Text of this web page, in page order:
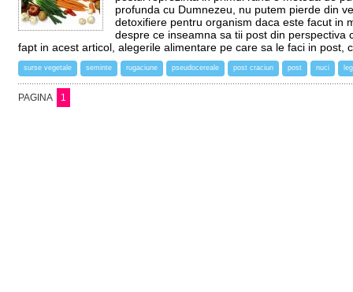
profunda cu Dumnezeu, nu putem pierde din
detoxifiere pentru organism daca este facut in
despre ce inseamna sa tii post din
fapt in acest articol, alegerile alimentare pe care sa le faci in
surse vegetale seminte rugaciune pseudocereale post craciun post nuci
PAGINA 1